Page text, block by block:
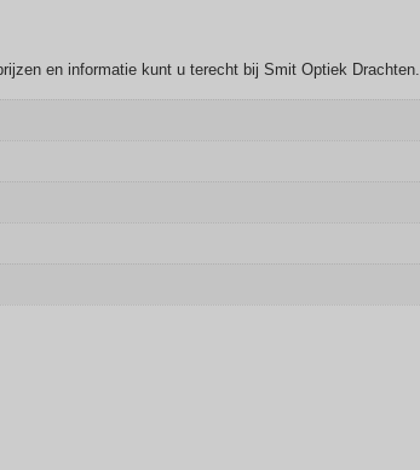
en informatie kunt u terecht bij Smit Optiek Drachten.